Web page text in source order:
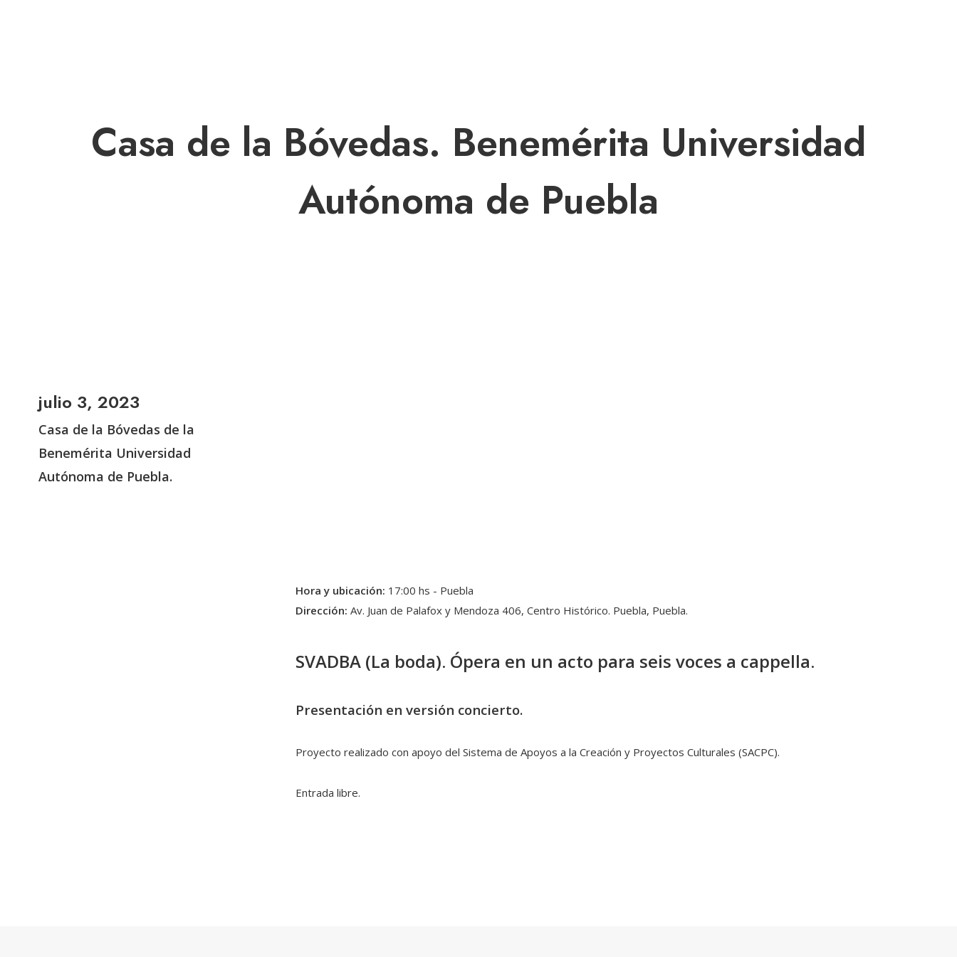
Casa de la Bóvedas. Benemérita Universidad
Autónoma de Puebla
julio 3, 2023
Casa de la Bóvedas de la
Benemérita Universidad
Autónoma de Puebla.
Hora y ubicación: 17:00 hs - Puebla
Dirección: Av. Juan de Palafox y Mendoza 406, Centro Histórico. Puebla, Puebla.
SVADBA (La boda). Ópera en un acto para seis voces a cappella.
Presentación en versión concierto.
Proyecto realizado con apoyo del Sistema de Apoyos a la Creación y Proyectos Culturales (SACPC).
Entrada libre.